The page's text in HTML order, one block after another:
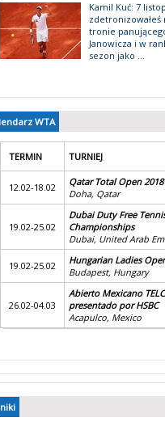
Kamil Kuć: 7
zdetronizowałeś
tronie
Janowicza i w
sezon jako ...
WTA
TERMIN TURNIEJ
12.02-18.02
Qatar Total Open 2018
Doha, Qatar
19.02-25.02
Dubai Duty Free
Championships
Dubai, United Arab
19.02-25.02
Hungarian Ladies
Budapest, Hungary
26.02-04.03
Abierto Mexicano
presentado por HSBC
Acapulco, Mexico